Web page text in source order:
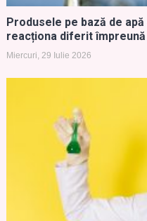
Produsele pe bază de
reacționa diferit împreună
Miercuri, 29 Iulie 2026